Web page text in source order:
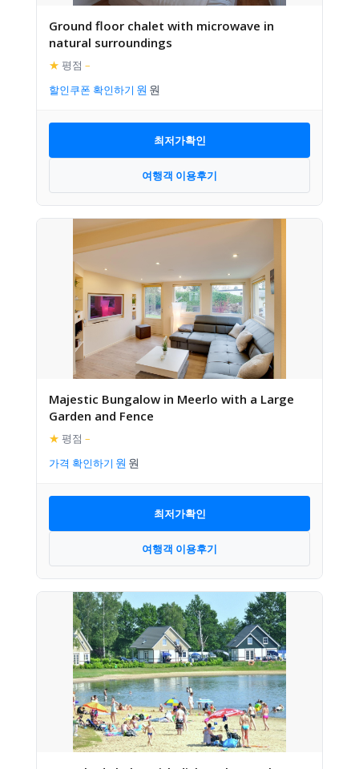
Ground floor chalet with microwave in
natural surroundings
★ 평점 –
할인쿠폰 확인하기
최저가확인
여행객 이용후기
Majestic Bungalow in Meerlo with a Large
Garden and Fence
★ 평점 –
가격 확인하기
최저가확인
여행객 이용후기